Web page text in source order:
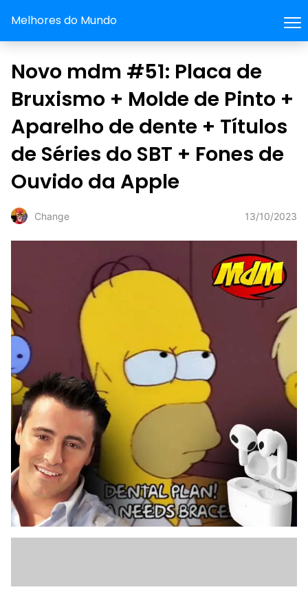
Melhores do Mundo
Novo mdm #51: Placa de
Bruxismo + Molde de Pinto +
Aparelho de dente + Títulos
de Séries do SBT + Fones de
Ouvido da Apple
Change 13/10/2023